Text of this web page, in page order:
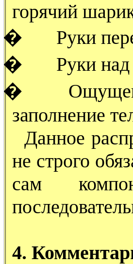
горячий
�
Руки
�
Руки
�
заполнение
Данное
не строго
сам
4.